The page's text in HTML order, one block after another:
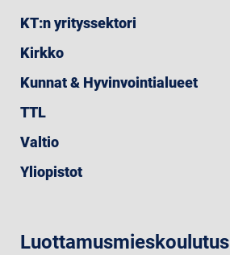
KT:n yrityssektori
Kirkko
Kunnat & Hyvinvointialueet
TTL
Valtio
Yliopistot
Luottamusmieskoulutus